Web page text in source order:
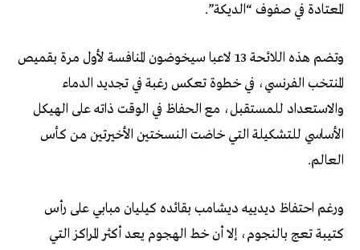
المعتادة في صفوف “الديكة”.
وتضم هذه اللائحة 13 لاعبا سيخوضون المنافسة لأول مرة بقميص
المنتخب الفرنسي، في خطوة تعكس رغبة في تجديد الدماء
والاستعداد للمستقبل، مع الحفاظ في الوقت ذاته على الهيكل
الأساسي للتشكيلة التي خاضت النسختين الأخيرتين من كأس
العالم.
ورغم احتفاظ ديدييه ديشامب بقائده كيليان مبابي على رأس
كتيبة تعج بالنجوم، إلا أن خط الهجوم يعد أكثر المراكز التي